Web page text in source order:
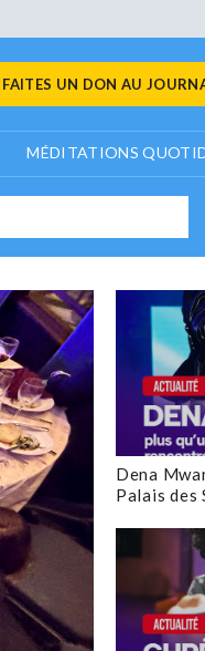
FAITES UN DON AU
MÉDITATIONS
Dena
Palais des